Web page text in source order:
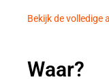
Bekijk de volledige
Waar?